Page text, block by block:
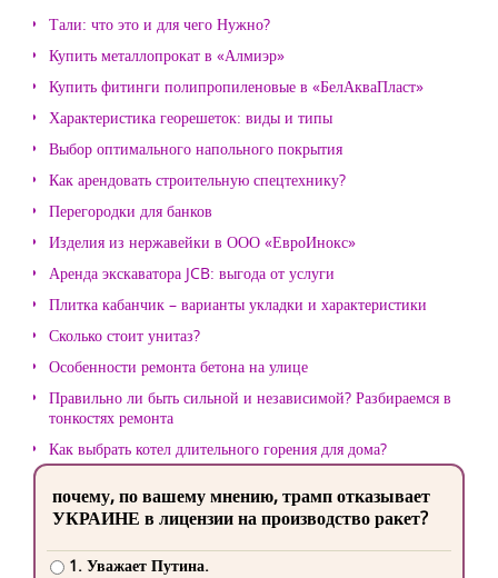
Тали: что это и для чего Нужно?
Купить металлопрокат в «Алмиэр»
Купить фитинги полипропиленовые в «БелАкваПласт»
Характеристика георешеток: виды и типы
Выбор оптимального напольного покрытия
Как арендовать строительную спецтехнику?
Перегородки для банков
Изделия из нержавейки в ООО «ЕвроИнокс»
Аренда экскаватора JCB: выгода от услуги
Плитка кабанчик – варианты укладки и характеристики
Сколько стоит унитаз?
Особенности ремонта бетона на улице
Правильно ли быть сильной и независимой? Разбираемся в
тонкостях ремонта
Как выбрать котел длительного горения для дома?
почему, по вашему мнению, трамп отказывает
УКРАИНЕ в лицензии на производство ракет?
1. Уважает Путина.